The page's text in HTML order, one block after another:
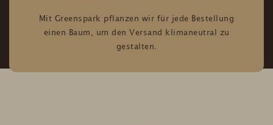
Mit Greenspark pflanzen wir für jede Bestellung
einen Baum, um den Versand klimaneutral zu
gestalten.